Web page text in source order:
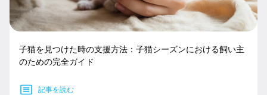
子猫を見つけた時の支援方法：子猫シーズンにおける飼い主
のための完全ガイド
記事を読む